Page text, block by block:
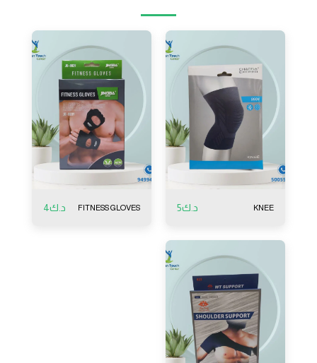
KNEE د.ك5
FITNESS GLOVES د.ك4